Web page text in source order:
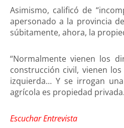
Asimismo, calificó de
apersonado a la provincia
súbitamente, ahora, la
“Normalmente vienen los
construcción civil, vienen
izquierda… Y se irrogan
agrícola es propiedad
Escuchar Entrevista